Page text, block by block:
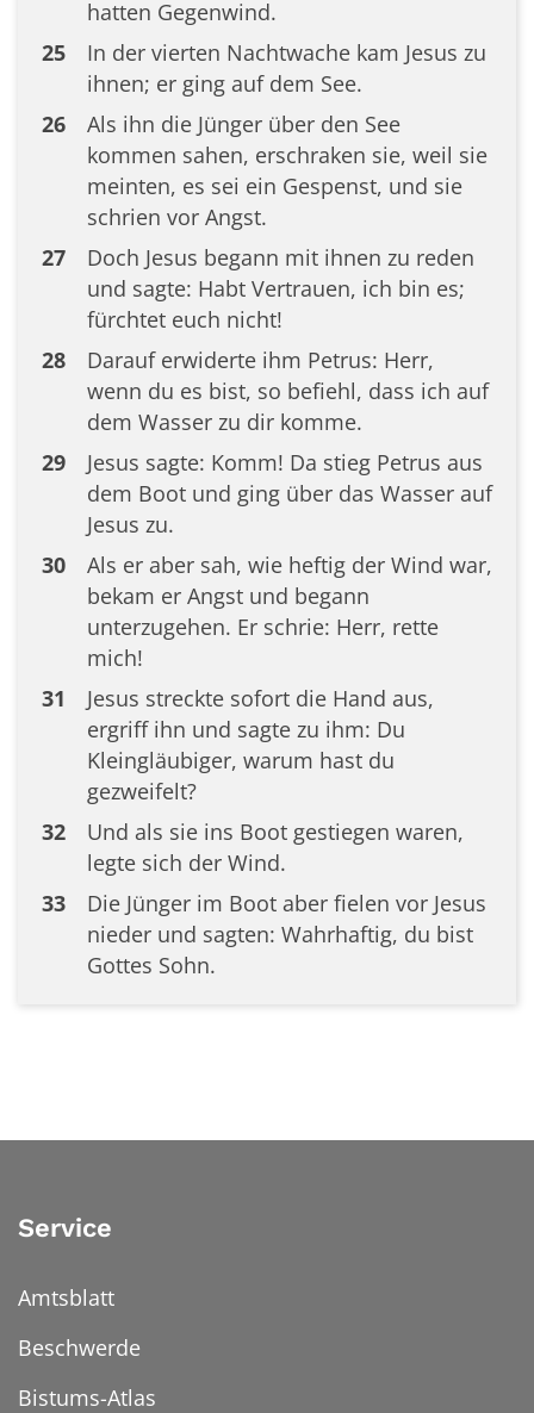
hatten Gegenwind.
25
In der vierten Nachtwache kam Jesus zu
ihnen; er ging auf dem See.
26
Als ihn die Jünger über den See
kommen sahen, erschraken sie, weil sie
meinten, es sei ein Gespenst, und sie
schrien vor Angst.
27
Doch Jesus begann mit ihnen zu reden
und sagte: Habt Vertrauen, ich bin es;
fürchtet euch nicht!
28
Darauf erwiderte ihm Petrus: Herr,
wenn du es bist, so befiehl, dass ich auf
dem Wasser zu dir komme.
29
Jesus sagte: Komm! Da stieg Petrus aus
dem Boot und ging über das Wasser auf
Jesus zu.
30
Als er aber sah, wie heftig der Wind war,
bekam er Angst und begann
unterzugehen. Er schrie: Herr, rette
mich!
31
Jesus streckte sofort die Hand aus,
ergriff ihn und sagte zu ihm: Du
Kleingläubiger, warum hast du
gezweifelt?
32
Und als sie ins Boot gestiegen waren,
legte sich der Wind.
33
Die Jünger im Boot aber fielen vor Jesus
nieder und sagten: Wahrhaftig, du bist
Gottes Sohn.
Service
Amtsblatt
Beschwerde
Bistums-Atlas